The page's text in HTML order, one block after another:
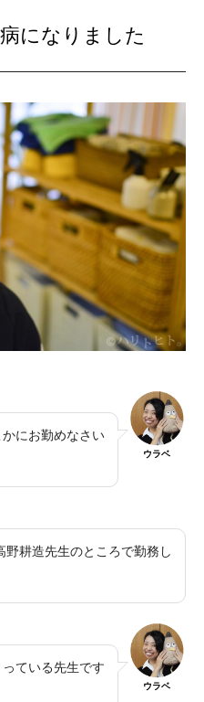
になりました
にお勤めなさい
ウラベ
野耕造先生のところで勤務し
ている先生です
ウラベ